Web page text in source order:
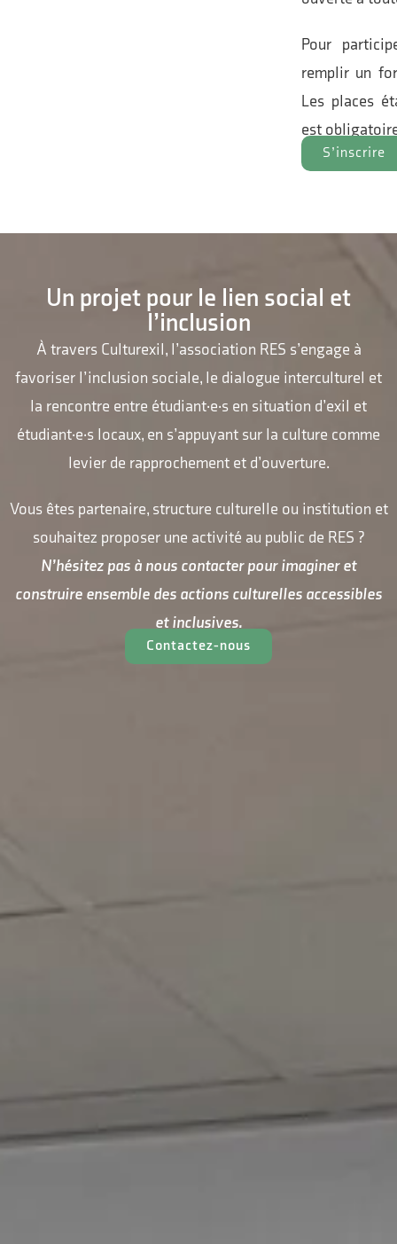
Pour
remplir un
Les places
est
S’inscrire
Un projet pour le lien social et
l’inclusion
À travers Culturexil, l’association RES s’engage à
favoriser l’inclusion sociale, le dialogue interculturel et
la rencontre entre étudiant·e·s en situation d’exil et
étudiant·e·s locaux, en s’appuyant sur la culture comme
levier de rapprochement et d’ouverture.
Vous êtes partenaire, structure culturelle ou institution et
souhaitez proposer une activité au public de RES ?
N’hésitez pas à nous contacter pour imaginer et
construire ensemble des actions culturelles accessibles
et inclusives.
Contactez-nous